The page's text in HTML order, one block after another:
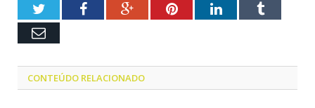
TwitterFacebookGoogle+PinterestLinkedInTumblr
Email
CONTEÚDO RELACIONADO